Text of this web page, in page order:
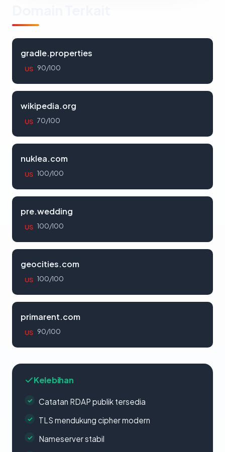
gradle.properties
US 90/100
wikipedia.org
US 70/100
nuklea.com
US 100/100
pre.wedding
US 100/100
geocities.com
US 100/100
primarent.com
US 90/100
Kelebihan
Catatan RDAP publik tersedia
TLS mendukung cipher modern
Nameserver stabil